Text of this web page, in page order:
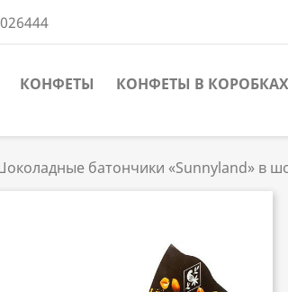
КОНФЕТЫ КОНФЕТЫ В КОРОБКАХ
батончики «Sunnyland» в